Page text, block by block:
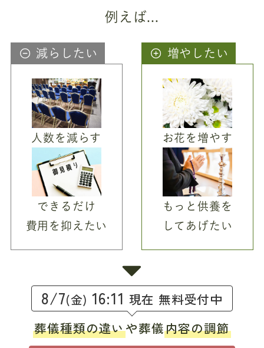
例えば...
減らしたい
人数を減らす
できるだけ
費用を抑えたい
増やしたい
お花を増やす
もっと供養を
してあげたい
8/7(金) 16:11 現在 無料受付中
葬儀種類の違いや葬儀内容の調節